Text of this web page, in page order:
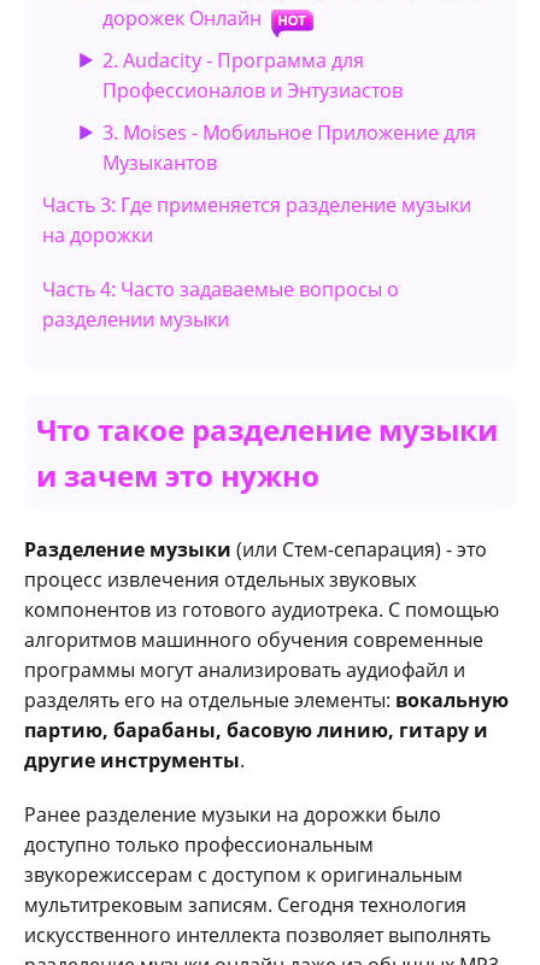
дорожек Онлайн
2. Audacity - Программа для
Профессионалов и Энтузиастов
3. Moises - Мобильное Приложение для
Музыкантов
Часть 3: Где применяется разделение музыки
на дорожки
Часть 4: Часто задаваемые вопросы о
разделении музыки
Что такое разделение музыки
и зачем это нужно
Разделение музыки (или Стем-сепарация) - это
процесс извлечения отдельных звуковых
компонентов из готового аудиотрека. С помощью
алгоритмов машинного обучения современные
программы могут анализировать аудиофайл и
разделять его на отдельные элементы: вокальную
партию, барабаны, басовую линию, гитару и
другие инструменты.
Ранее разделение музыки на дорожки было
доступно только профессиональным
звукорежиссерам с доступом к оригинальным
мультитрековым записям. Сегодня технология
искусственного интеллекта позволяет выполнять